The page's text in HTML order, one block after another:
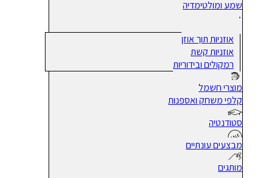
שמע ומולטימדיה
אוזניות תוך אוזן
אוזניות קשת
רמקולים ובידוריות
מוצרי חשמל
קלפי משחק ואספנות
סטודנטיה
מבצעים עונתיים
מותגים